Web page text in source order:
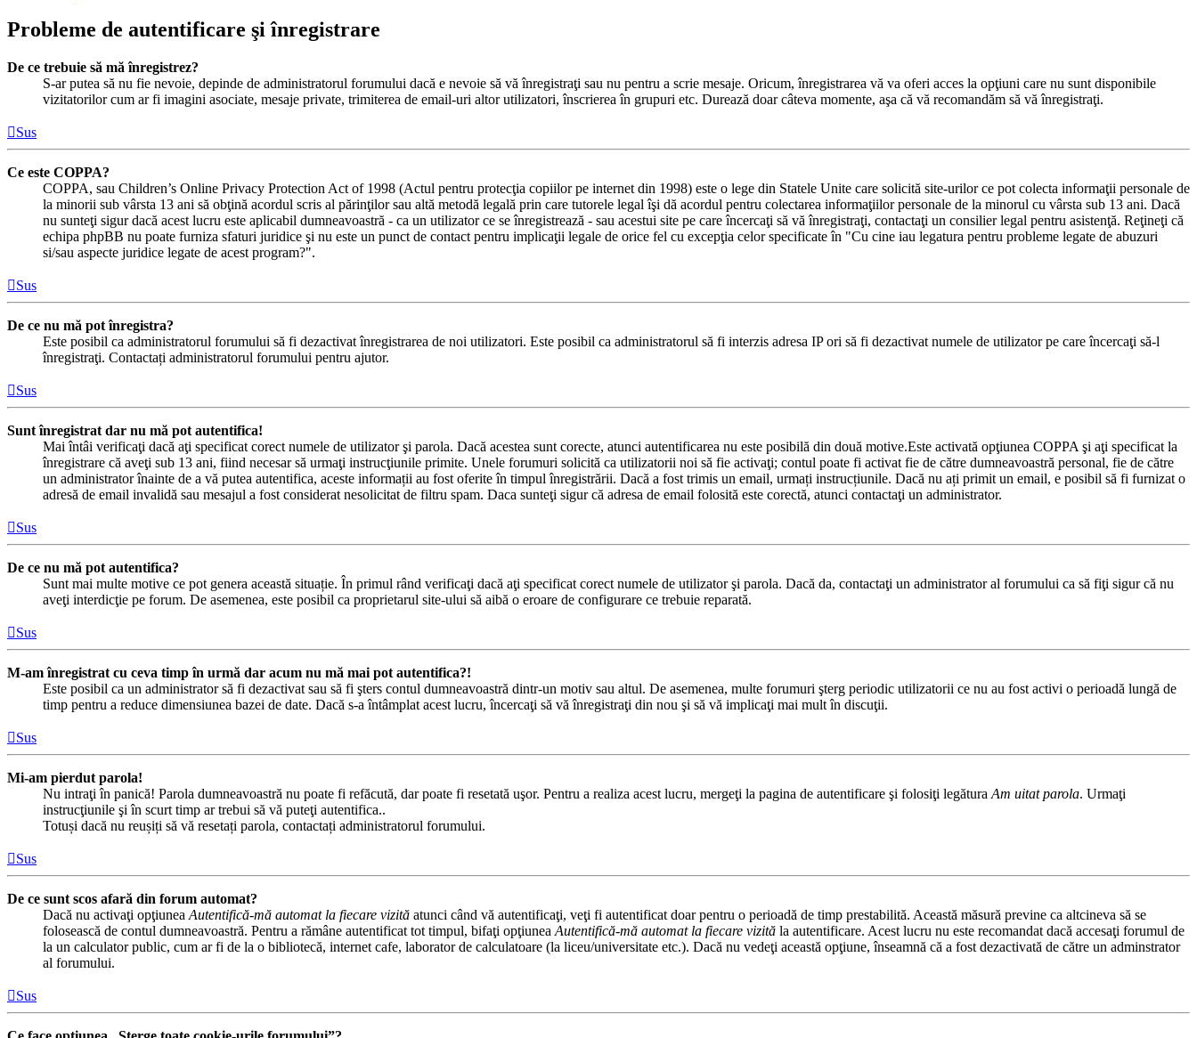
Probleme de autentificare şi înregistrare
De ce trebuie să mă înregistrez?
S-ar putea să nu fie nevoie, depinde de administratorul forumului dacă e nevoie să vă înregistraţi sau nu pentru a scrie mesaje. Oricum, înregistrarea vă va oferi acces la opţiuni care nu sunt disponibile
vizitatorilor cum ar fi imagini asociate, mesaje private, trimiterea de email-uri altor utilizatori, înscrierea în grupuri etc. Durează doar câteva momente, aşa că vă recomandăm să vă înregistraţi.
Sus
Ce este COPPA?
COPPA, sau Children’s Online Privacy Protection Act of 1998 (Actul pentru protecţia copiilor pe internet din 1998) este o lege din Statele Unite care solicită site-urilor ce pot colecta informaţii personale de
la minorii sub vârsta 13 ani să obţină acordul scris al părinţilor sau altă metodă legală prin care tutorele legal îşi dă acordul pentru colectarea informaţiilor personale de la minorul cu vârsta sub 13 ani. Dacă
nu sunteţi sigur dacă acest lucru este aplicabil dumneavoastră - ca un utilizator ce se înregistrează - sau acestui site pe care încercaţi să vă înregistraţi, contactaţi un consilier legal pentru asistenţă. Reţineţi că
echipa phpBB nu poate furniza sfaturi juridice şi nu este un punct de contact pentru implicaţii legale de orice fel cu excepţia celor specificate în "Cu cine iau legatura pentru probleme legate de abuzuri
si/sau aspecte juridice legate de acest program?".
Sus
De ce nu mă pot înregistra?
Este posibil ca administratorul forumului să fi dezactivat înregistrarea de noi utilizatori. Este posibil ca administratorul să fi interzis adresa IP ori să fi dezactivat numele de utilizator pe care încercaţi să-l
înregistraţi. Contactați administratorul forumului pentru ajutor.
Sus
Sunt înregistrat dar nu mă pot autentifica!
Mai întâi verificaţi dacă aţi specificat corect numele de utilizator şi parola. Dacă acestea sunt corecte, atunci autentificarea nu este posibilă din două motive.Este activată opţiunea COPPA şi aţi specificat la
înregistrare că aveţi sub 13 ani, fiind necesar să urmaţi instrucţiunile primite. Unele forumuri solicită ca utilizatorii noi să fie activaţi; contul poate fi activat fie de către dumneavoastră personal, fie de către
un administrator înainte de a vă putea autentifica, aceste informații au fost oferite în timpul înregistrării. Dacă a fost trimis un email, urmați instrucțiunile. Dacă nu ați primit un email, e posibil să fi furnizat o
adresă de email invalidă sau mesajul a fost considerat nesolicitat de filtru spam. Daca sunteţi sigur că adresa de email folosită este corectă, atunci contactaţi un administrator.
Sus
De ce nu mă pot autentifica?
Sunt mai multe motive ce pot genera această situație. În primul rând verificaţi dacă aţi specificat corect numele de utilizator şi parola. Dacă da, contactaţi un administrator al forumului ca să fiţi sigur că nu
aveţi interdicţie pe forum. De asemenea, este posibil ca proprietarul site-ului să aibă o eroare de configurare ce trebuie reparată.
Sus
M-am înregistrat cu ceva timp în urmă dar acum nu mă mai pot autentifica?!
Este posibil ca un administrator să fi dezactivat sau să fi şters contul dumneavoastră dintr-un motiv sau altul. De asemenea, multe forumuri şterg periodic utilizatorii ce nu au fost activi o perioadă lungă de
timp pentru a reduce dimensiunea bazei de date. Dacă s-a întâmplat acest lucru, încercaţi să vă înregistraţi din nou şi să vă implicaţi mai mult în discuţii.
Sus
Mi-am pierdut parola!
Nu intraţi în panică! Parola dumneavoastră nu poate fi refăcută, dar poate fi resetată uşor. Pentru a realiza acest lucru, mergeţi la pagina de autentificare şi folosiţi legătura Am uitat parola. Urmaţi
instrucţiunile şi în scurt timp ar trebui să vă puteţi autentifica..
Totuși dacă nu reușiți să vă resetați parola, contactați administratorul forumului.
Sus
De ce sunt scos afară din forum automat?
Dacă nu activaţi opţiunea Autentifică-mă automat la fiecare vizită atunci când vă autentificaţi, veţi fi autentificat doar pentru o perioadă de timp prestabilită. Această măsură previne ca altcineva să se
folosească de contul dumneavoastră. Pentru a rămâne autentificat tot timpul, bifaţi opţiunea Autentifică-mă automat la fiecare vizită la autentificare. Acest lucru nu este recomandat dacă accesaţi forumul de
la un calculator public, cum ar fi de la o bibliotecă, internet cafe, laborator de calculatoare (la liceu/universitate etc.). Dacă nu vedeţi această opţiune, înseamnă că a fost dezactivată de către un adminstrator
al forumului.
Sus